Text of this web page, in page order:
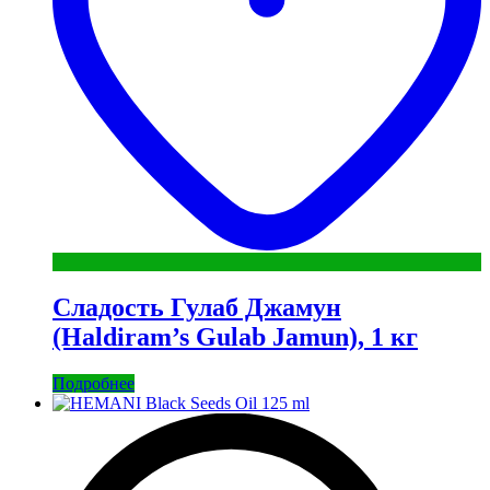
Сладость Гулаб Джамун
(Haldiram’s Gulab Jamun), 1 кг
Подробнее